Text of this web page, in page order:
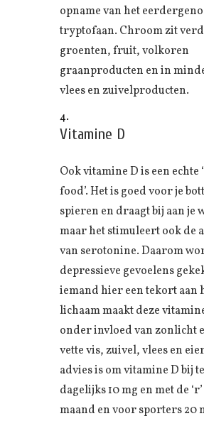
opname van het
tryptofaan. Chroom zit
groenten, fruit, volkoren
graanproducten en in
vlees en zuivelproducten.
Vitamine D
Ook vitamine D is een echte
food’. Het is goed voor je
spieren en draagt bij aan je
maar het stimuleert ook de
van serotonine. Daarom
depressieve gevoelens
iemand hier een tekort aan
lichaam maakt deze
onder invloed van zonlicht
vette vis, zuivel, vlees en
advies is om vitamine D bij
dagelijks 10 mg en met de
maand en voor sporters 20